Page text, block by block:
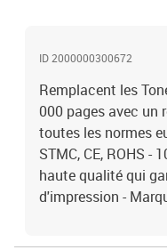
ID 2000000300672
Remplacent les
000 pages avec un
toutes les normes
STMC, CE, ROHS -
haute qualité qui
d'impression -